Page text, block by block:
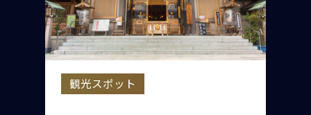
観光スポット